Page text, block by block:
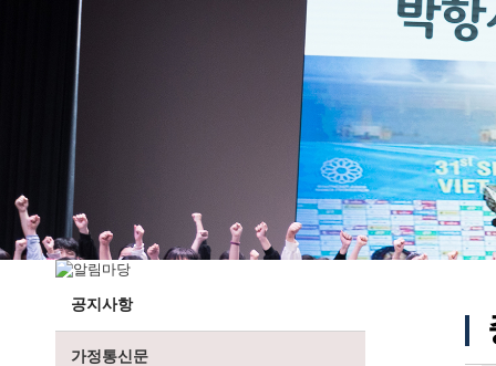
학교 CI
교직원현황
학생현황
위치/전화
전경사진
공지사항
가정통신문